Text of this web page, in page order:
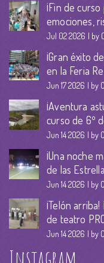
¡Fin de
emociones,
Jul 02 2026 by
¡Gran éxito
en la Feria
Jun 17 2026 by
¡Aventura
curso de 6º
Jun 14 2026 by
¡Una noche
de las
Jun 14 2026 by
¡Telón
de teatro
Jun 14 2026 by